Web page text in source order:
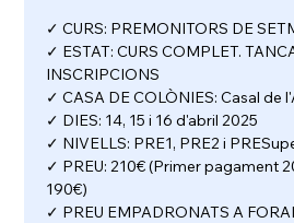
✓ CURS: PREMONITORS DE
✓ ESTAT: CURS COMPLET.
INSCRIPCIONS
✓ CASA DE COLÒNIES: Casal de
✓ DIES: 14, 15 i 16 d'abril 2025
✓ NIVELLS: PRE1, PRE2 i
✓ PREU: 210€ (Primer pagament
190€)
✓ PREU EMPADRONATS A